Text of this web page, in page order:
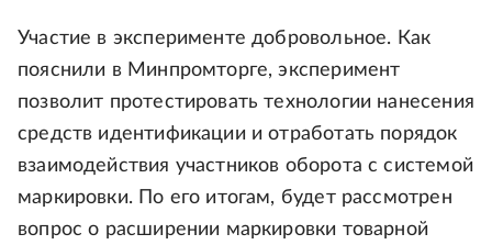
Участие в эксперименте добровольное. Как
пояснили в Минпромторге, эксперимент
позволит протестировать технологии нанесения
средств идентификации и отработать порядок
взаимодействия участников оборота с системой
маркировки. По его итогам, будет рассмотрен
вопрос о расширении маркировки товарной